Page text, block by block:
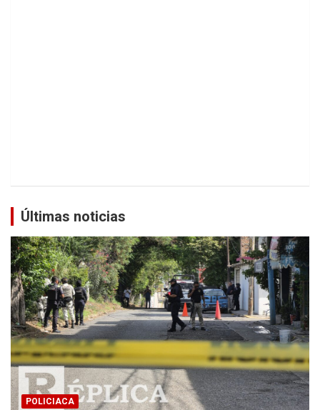
Últimas noticias
POLICIACA